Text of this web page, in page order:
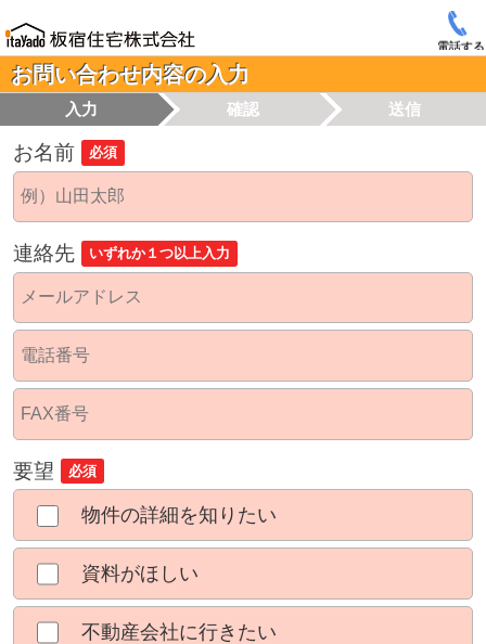
電話する
お問い合わせ内容の入力
入力 確認 送信
お名前 必須
連絡先 いずれか１つ以上入力
要望 必須
物件の詳細を知りたい
資料がほしい
不動産会社に行きたい